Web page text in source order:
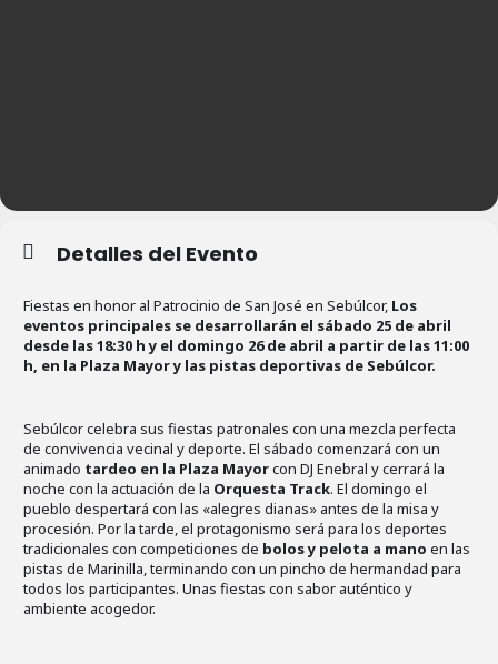
Detalles del Evento
Fiestas en honor al Patrocinio de San José en Sebúlcor, Los
eventos principales se desarrollarán el sábado 25 de abril
desde las 18:30 h y el domingo 26 de abril a partir de las 11:00
h, en la Plaza Mayor y las pistas deportivas de Sebúlcor.
Sebúlcor celebra sus fiestas patronales con una mezcla perfecta
de convivencia vecinal y deporte. El sábado comenzará con un
animado tardeo en la Plaza Mayorcon DJ Enebral y cerrará la
noche con la actuación de la Orquesta Track. El domingo el
pueblo despertará con las «alegres dianas» antes de la misa y
procesión. Por la tarde, el protagonismo será para los deportes
tradicionales con competiciones de bolos y pelota a mano en las
pistas de Marinilla, terminando con un pincho de hermandad para
todos los participantes. Unas fiestas con sabor auténtico y
ambiente acogedor.